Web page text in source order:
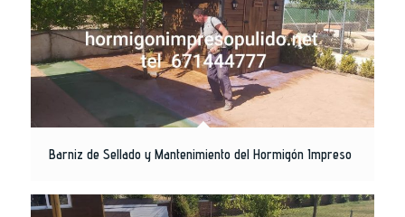
Barniz de Sellado y Mantenimiento del Hormigón Impreso